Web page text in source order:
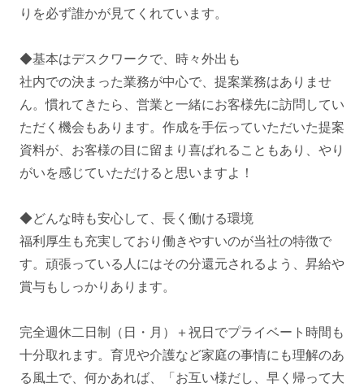
りを必ず誰かが見てくれています。
◆基本はデスクワークで、時々外出も
社内での決まった業務が中心で、提案業務はありませ
ん。慣れてきたら、営業と一緒にお客様先に訪問してい
ただく機会もあります。作成を手伝っていただいた提案
資料が、お客様の目に留まり喜ばれることもあり、やり
がいを感じていただけると思いますよ！
◆どんな時も安心して、長く働ける環境
福利厚生も充実しており働きやすいのが当社の特徴で
す。頑張っている人にはその分還元されるよう、昇給や
賞与もしっかりあります。
完全週休二日制（日・月）＋祝日でプライベート時間も
十分取れます。育児や介護など家庭の事情にも理解のあ
る風土で、何かあれば、「お互い様だし、早く帰って大